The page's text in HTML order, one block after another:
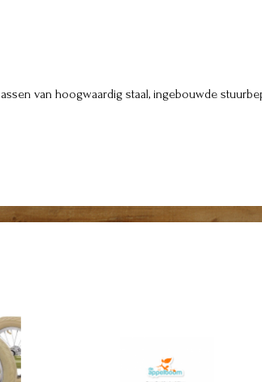
van hoogwaardig staal, ingebouwde